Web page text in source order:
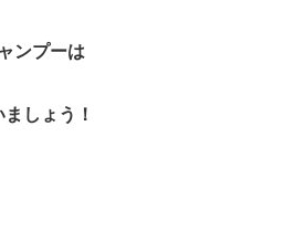
ンプーは
しょう！